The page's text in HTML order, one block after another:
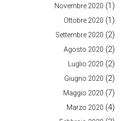
Novembre 2020 (1)
Ottobre 2020 (1)
Settembre 2020 (2)
Agosto 2020 (2)
Luglio 2020 (2)
Giugno 2020 (2)
Maggio 2020 (7)
Marzo 2020 (4)